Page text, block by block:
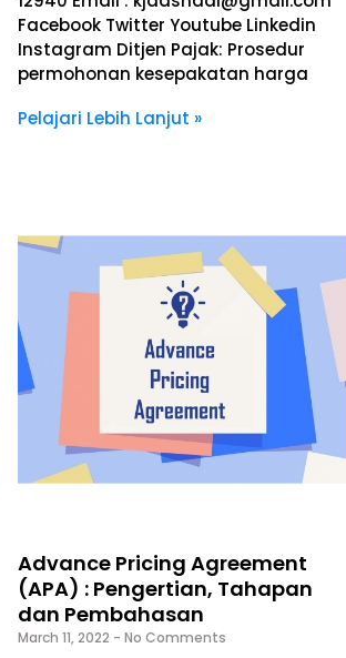
Facebook Twitter Youtube Linkedin
Instagram Ditjen Pajak: Prosedur
permohonan kesepakatan harga
Pelajari Lebih Lanjut »
Advance Pricing Agreement
(APA) : Pengertian, Tahapan
dan Pembahasan
March 11, 2022 No Comments